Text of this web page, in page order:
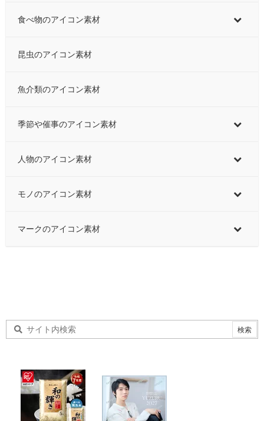
食べ物のアイコン素材
昆虫のアイコン素材
魚介類のアイコン素材
季節や催事のアイコン素材
人物のアイコン素材
モノのアイコン素材
マークのアイコン素材